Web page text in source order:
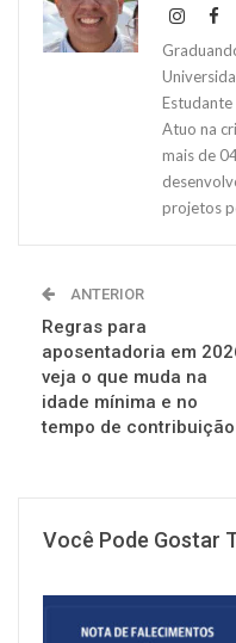
Atuo na
mais de
projetos
ANTERIOR
Regras para
aposentadoria em
veja o que muda na
idade mínima e no
tempo de contribuição
Você Pode Gostar